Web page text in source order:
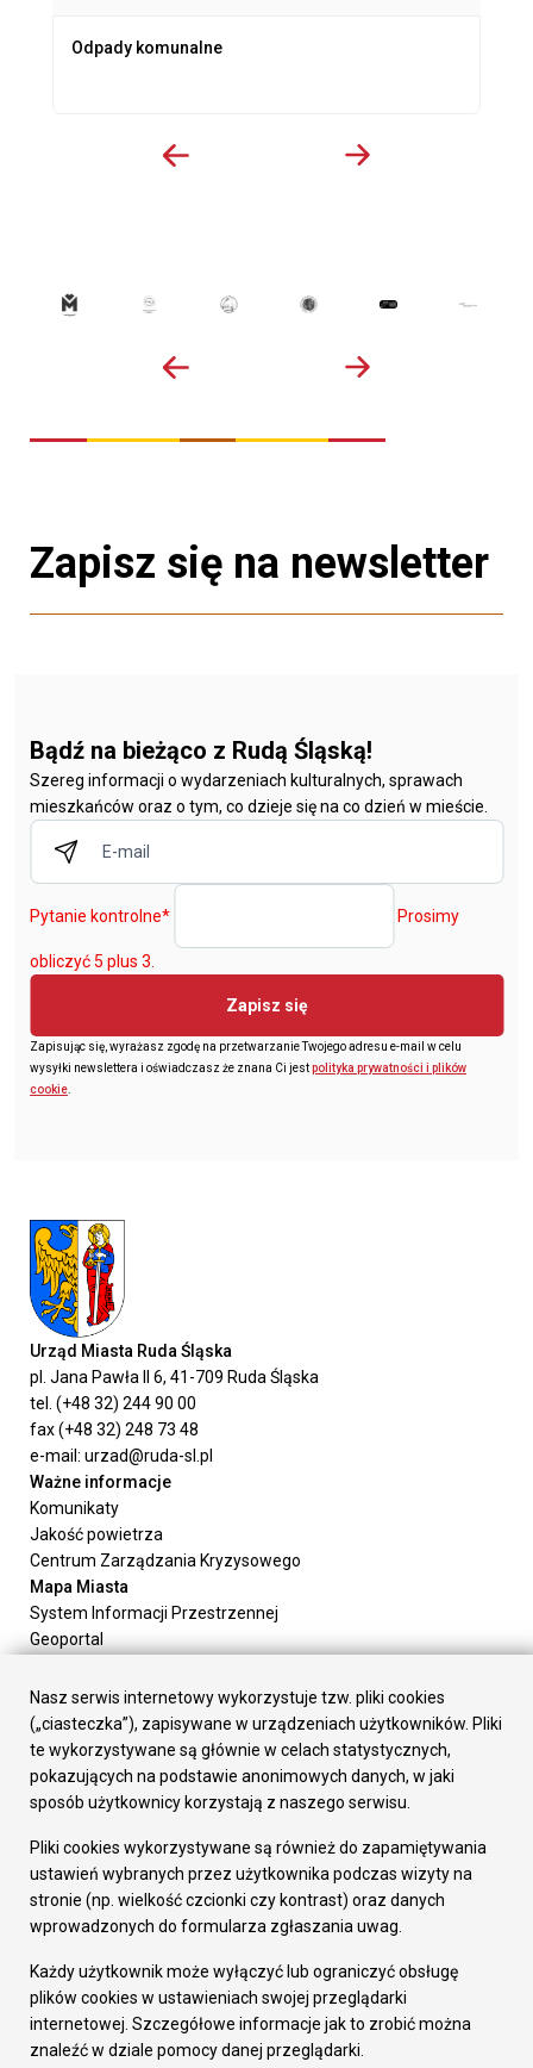
Odpady komunalne
Zapisz się na newsletter
Bądź na bieżąco z Rudą Śląską!
Szereg informacji o wydarzeniach kulturalnych, sprawach
mieszkańców oraz o tym, co dzieje się na co dzień w mieście.
Pytanie kontrolne* Prosimy
obliczyć 5 plus 3.
Zapisz się
Zapisując się, wyrażasz zgodę na przetwarzanie Twojego adresu e-mail w celu
wysyłki newslettera i oświadczasz że znana Ci jestpolityka prywatności i plików
cookie
Urząd Miasta Ruda Śląska
pl. Jana Pawła II 6, 41-709 Ruda Śląska
tel. (+48 32) 244 90 00
fax (+48 32) 248 73 48
e-mail: urzad@ruda-sl.pl
Ważne informacje
Komunikaty
Jakość powietrza
Centrum Zarządzania Kryzysowego
Mapa Miasta
System Informacji Przestrzennej
Geoportal
Załatw sprawę
Prezydent Miasta
Rada Miasta
Wydziały
Elektroniczna Skrzynka Podawcza
Gospodarka
Fundusze europejskie
Środki krajowe
Oferty inwestycyjne
Pozostałe
Deklaracja dostępności
Dane osobowe
Dodaj opinię o witrynie
Nasz serwis internetowy wykorzystuje tzw. pliki cookies
(„ciasteczka”), zapisywane w urządzeniach użytkowników. Pliki
te wykorzystywane są głównie w celach statystycznych,
pokazujących na podstawie anonimowych danych, w jaki
sposób użytkownicy korzystają z naszego serwisu.
Pliki cookies wykorzystywane są również do zapamiętywania
ustawień wybranych przez użytkownika podczas wizyty na
stronie (np. wielkość czcionki czy kontrast) oraz danych
wprowadzonych do formularza zgłaszania uwag.
Każdy użytkownik może wyłączyć lub ograniczyć obsługę
plików cookies w ustawieniach swojej przeglądarki
internetowej. Szczegółowe informacje jak to zrobić można
znaleźć w dziale pomocy danej przeglądarki.